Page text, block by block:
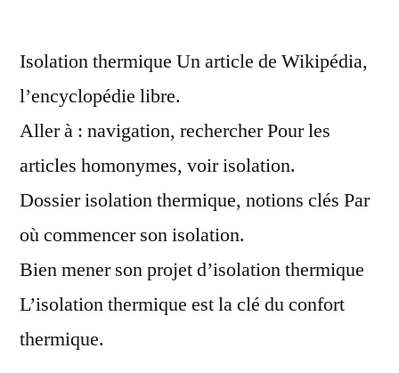
thermique
Isolation thermique Un article de Wikipédia,
l’encyclopédie libre.
Aller à : navigation, rechercher Pour les
articles homonymes, voir isolation.
Dossier isolation thermique, notions clés Par
où commencer son isolation.
Bien mener son projet d’isolation thermique
L’isolation thermique est la clé du confort
thermique.